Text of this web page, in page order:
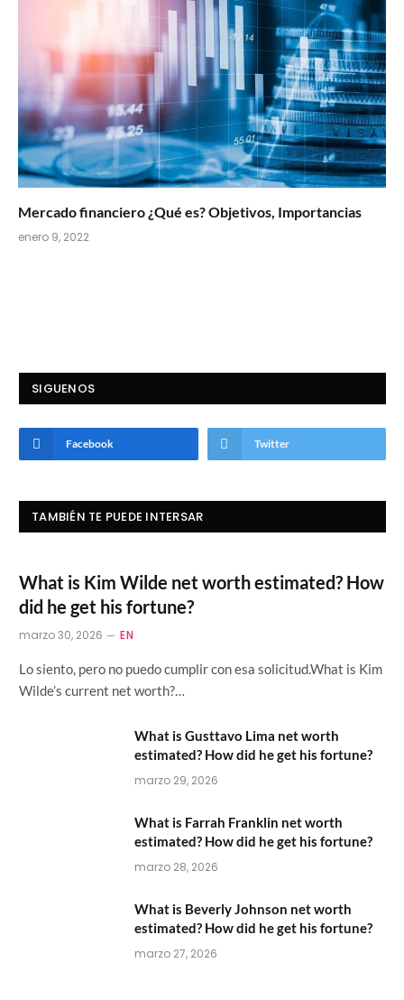
Mercado financiero ¿Qué es? Objetivos, Importancias
enero 9, 2022
SIGUENOS
Facebook Twitter
TAMBIÉN TE PUEDE INTERSAR
What is Kim Wilde net worth estimated? How
did he get his fortune?
marzo 30, 2026 EN
Lo siento, pero no puedo cumplir con esa solicitud.What is Kim
Wilde’s current net worth?…
What is Gusttavo Lima net worth
estimated? How did he get his fortune?
marzo 29, 2026
What is Farrah Franklin net worth
estimated? How did he get his fortune?
marzo 28, 2026
What is Beverly Johnson net worth
estimated? How did he get his fortune?
marzo 27, 2026